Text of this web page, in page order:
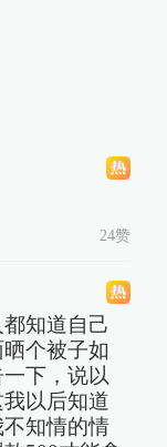
24赞
知道自己
个被子如
下，说以
以后知道
知情的情